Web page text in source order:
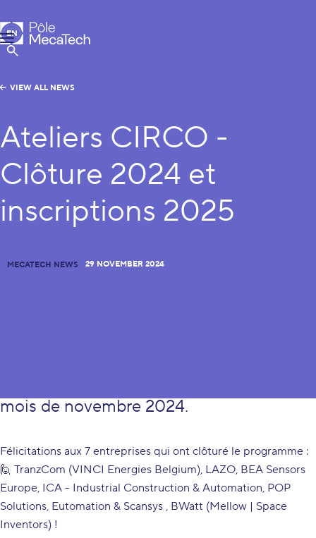
MecaTech
Menu
Show Search
EN
FR
VIEW ALL NEWS
Ateliers CIRCO -
Clôture 2024 et
inscriptions 2025
MECATECH NEWS 29 NOVEMBER 2024
mois de novembre 2024.
Félicitations aux 7 entreprises qui ont clôturé le programme :
🙋 TranzCom (VINCI Energies Belgium), LAZO, BEA Sensors
Europe, ICA - Industrial Construction & Automation, POP
Solutions, Eutomation & Scansys , BWatt (Mellow | Space
Inventors) !